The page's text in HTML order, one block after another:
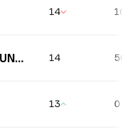
14
14
13 0